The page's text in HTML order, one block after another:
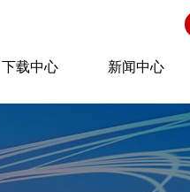
下载中心 新闻中心